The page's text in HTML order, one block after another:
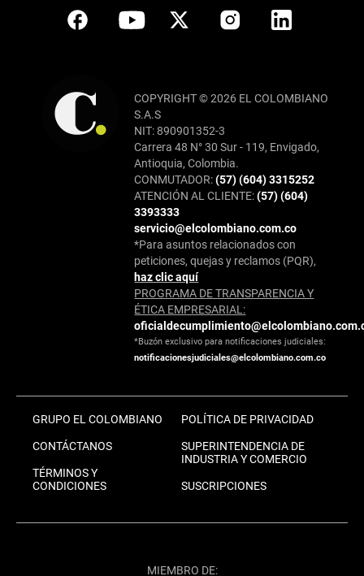
COPYRIGHT © 2026 EL COLOMBIANO
S.A.S
NIT: 890901352-3
Carrera 48 N° 30 Sur - 119, Envigado,
Antioquia, Colombia.
CONMUTADOR:(57) (604) 3315252
ATENCIÓN AL CLIENTE:(57) (604)
3393333
servicio@elcolombiano.com.co
*Para asuntos relacionados con
peticiones, quejas y reclamos (PQR),
haz clic aquí
PROGRAMA DE TRANSPARENCIA Y
ÉTICA EMPRESARIAL:
*Buzón exclusivo para notificaciones judiciales:
notificacionesjudiciales@elcolombiano.com.co
GRUPO EL COLOMBIANO
CONTÁCTANOS
TÉRMINOS Y
CONDICIONES
POLÍTICA DE PRIVACIDAD
SUPERINTENDENCIA DE
INDUSTRIA Y COMERCIO
SUSCRIPCIONES
MIEMBRO DE: